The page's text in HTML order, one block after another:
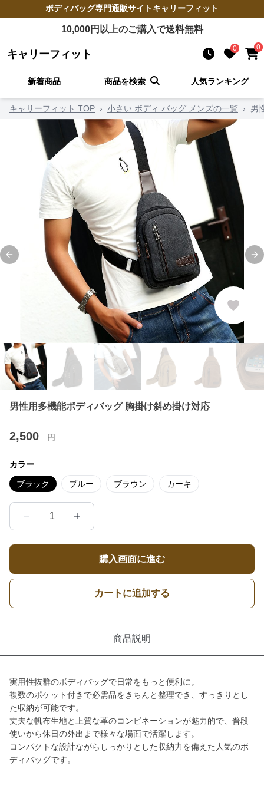
ボディバッグ専門通販サイトキャリーフィット
10,000円以上のご購入で送料無料
キャリーフィット 0 0
新着商品 商品を検索 人気ランキング
キャリーフィット TOP › 小さい ボディ バッグ メンズの一覧 › 男
Previous slide
男性用多機能ボディバッグ 胸掛け斜め掛け対応
2,500 円
カラー
ブラック ブルー ブラウン カーキ
1
購入画面に進む
カートに追加する
商品説明
実用性抜群のボディバッグで日常をもっと便利に。
複数のポケット付きで必需品をきちんと整理でき、すっきりとし
た収納が可能です。
丈夫な帆布生地と上質な革のコンビネーションが魅力的で、普段
使いから休日の外出まで様々な場面で活躍します。
コンパクトな設計ながらしっかりとした収納力を備えた人気のボ
ディバッグです。